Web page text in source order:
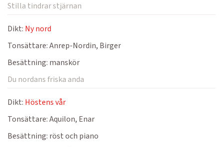
Stilla tindrar stjärnan
Dikt: Ny nord
Tonsättare:Anrep-Nordin, Birger
Besättning: manskör
Du nordans friska anda
Dikt: Höstens vår
Tonsättare:Aquilon, Enar
Besättning: röst och piano